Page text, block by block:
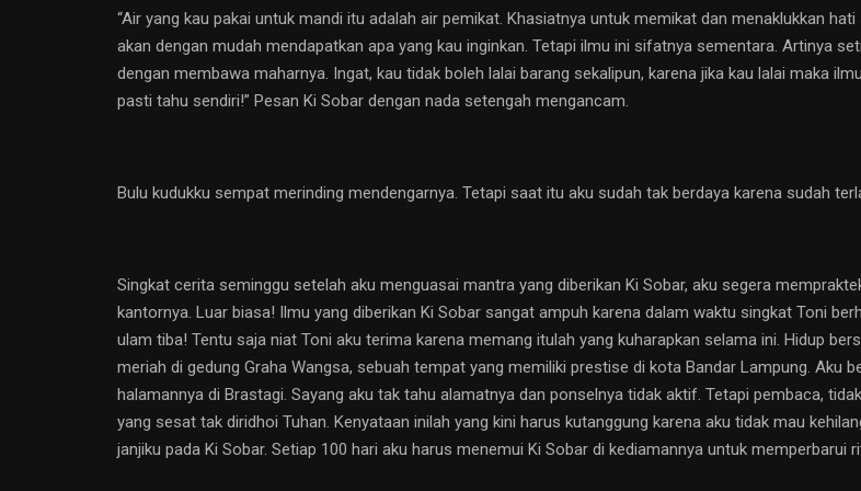
“Air yang kau pakai untuk mandi itu adalah air pemikat. Khasiatnya untuk memikat dan menaklukkan
akan dengan mudah mendapatkan apa yang kau inginkan. Tetapi ilmu ini sifatnya sementara. Artinya
dengan membawa maharnya. Ingat, kau tidak boleh lalai barang sekalipun, karena jika kau lalai maka
pasti tahu sendiri!” Pesan Ki Sobar dengan nada setengah mengancam.
Bulu kudukku sempat merinding mendengarnya. Tetapi saat itu aku sudah tak berdaya karena sudah
Singkat cerita seminggu setelah aku menguasai mantra yang diberikan Ki Sobar, aku segera
kantornya. Luar biasa! Ilmu yang diberikan Ki Sobar sangat ampuh karena dalam waktu singkat Toni
ulam tiba! Tentu saja niat Toni aku terima karena memang itulah yang kuharapkan selama ini. Hidup
meriah di gedung Graha Wangsa, sebuah tempat yang memiliki prestise di kota Bandar Lampung. Aku
halamannya di Brastagi. Sayang aku tak tahu alamatnya dan ponselnya tidak aktif. Tetapi pembaca,
yang sesat tak diridhoi Tuhan. Kenyataan inilah yang kini harus kutanggung karena aku tidak mau
janjiku pada Ki Sobar. Setiap 100 hari aku harus menemui Ki Sobar di kediamannya untuk memperbarui